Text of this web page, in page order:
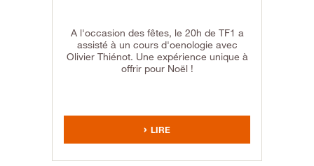
A l'occasion des fêtes, le 20h de TF1 a
assisté à un cours d'oenologie avec
Olivier Thiénot. Une expérience unique à
offrir pour Noël !
LIRE